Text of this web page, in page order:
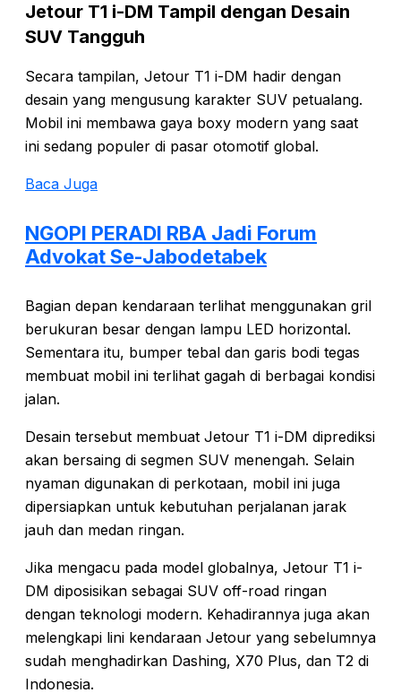
Jetour T1 i-DM Tampil dengan Desain
SUV Tangguh
Secara tampilan, Jetour T1 i-DM hadir dengan
desain yang mengusung karakter SUV petualang.
Mobil ini membawa gaya boxy modern yang saat
ini sedang populer di pasar otomotif global.
Baca Juga
NGOPI PERADI RBA Jadi Forum
Advokat Se-Jabodetabek
Bagian depan kendaraan terlihat menggunakan gril
berukuran besar dengan lampu LED horizontal.
Sementara itu, bumper tebal dan garis bodi tegas
membuat mobil ini terlihat gagah di berbagai kondisi
jalan.
Desain tersebut membuat Jetour T1 i-DM diprediksi
akan bersaing di segmen SUV menengah. Selain
nyaman digunakan di perkotaan, mobil ini juga
dipersiapkan untuk kebutuhan perjalanan jarak
jauh dan medan ringan.
Jika mengacu pada model globalnya, Jetour T1 i-
DM diposisikan sebagai SUV off-road ringan
dengan teknologi modern. Kehadirannya juga akan
melengkapi lini kendaraan Jetour yang sebelumnya
sudah menghadirkan Dashing, X70 Plus, dan T2 di
Indonesia.